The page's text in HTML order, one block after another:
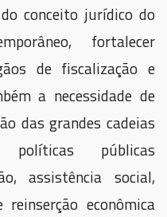
conceito jurídico do
fortalecer
de fiscalização e
a necessidade de
das grandes cadeias
políticas públicas
assistência social,
econômica